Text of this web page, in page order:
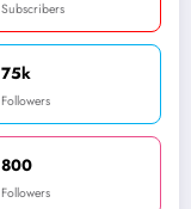
Subscribers
75k
Followers
800
Followers